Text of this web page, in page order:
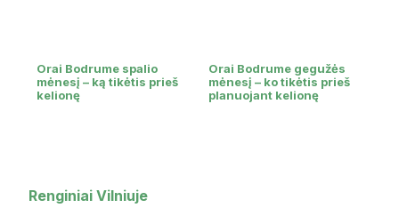
Orai Bodrume spalio
mėnesį – ką tikėtis prieš
kelionę
Orai Bodrume gegužės
mėnesį – ko tikėtis prieš
planuojant kelionę
Renginiai Vilniuje